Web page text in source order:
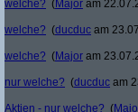
welche? (Major am
welche? (ducduc am
welche? (Major am
nur welche? (ducduc am
Aktien - nur welche? (